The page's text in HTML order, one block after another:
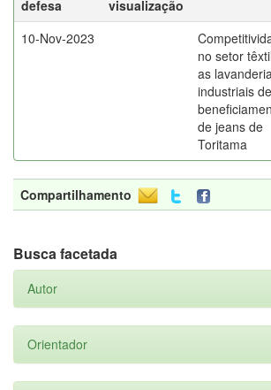
defesa
visualização
10-Nov-2023
no setor
as
industriais de
de jeans de
Toritama
Compartilhamento
Busca facetada
Autor
Orientador